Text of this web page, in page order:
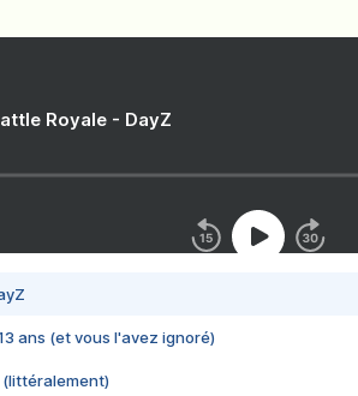
Royale - DayZ
ans (et vous l'avez ignoré)
(littéralement)